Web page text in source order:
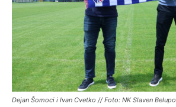
Dejan Šomoci i Ivan Cvetko // Foto: NK Slaven Belupo